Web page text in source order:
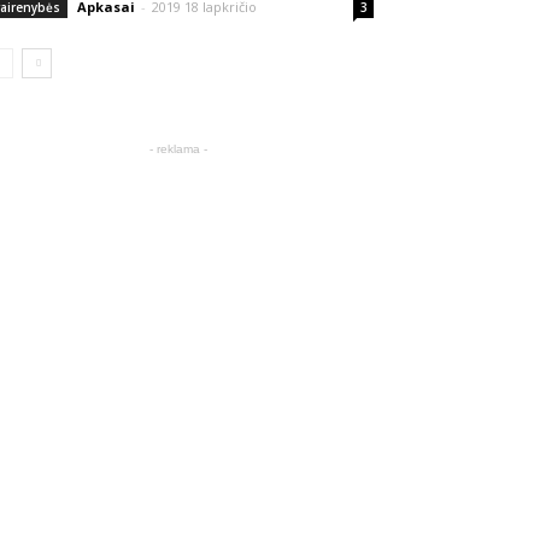
Apkasai - 2019 18 lapkričio 3
- reklama -